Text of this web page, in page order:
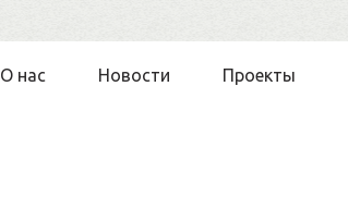
О нас Новости Проекты